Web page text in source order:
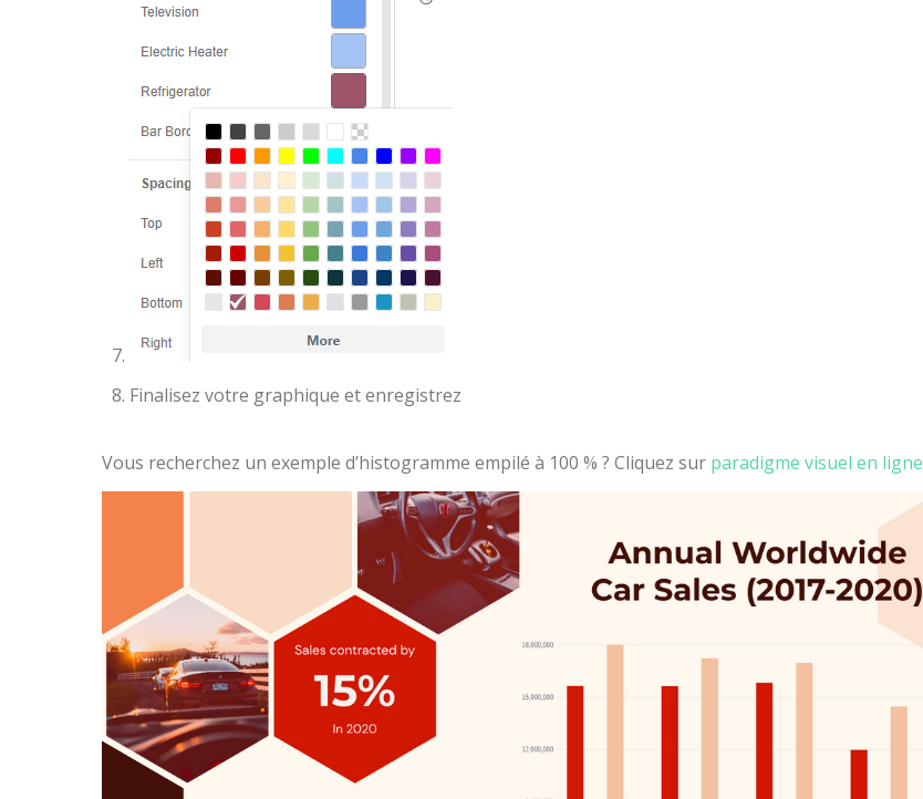
Finalisez votre graphique et enregistrez
Vous recherchez un exemple d’histogramme empilé à 100 % ? Cliquez sur paradigme visuel en ligne